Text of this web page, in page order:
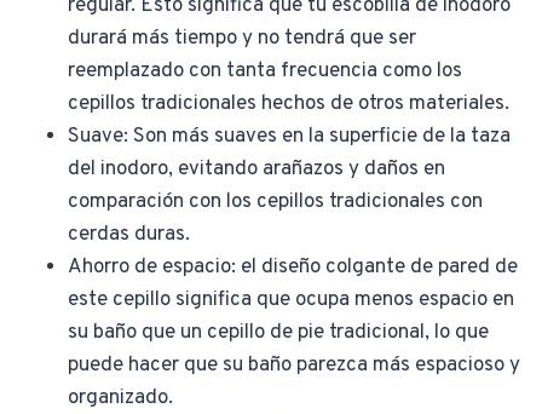
regular. Esto significa que tu escobilla de inodoro
durará más tiempo y no tendrá que ser
reemplazado con tanta frecuencia como los
cepillos tradicionales hechos de otros materiales.
Suave: Son más suaves en la superficie de la taza
del inodoro, evitando arañazos y daños en
comparación con los cepillos tradicionales con
cerdas duras.
Ahorro de espacio: el diseño colgante de pared de
este cepillo significa que ocupa menos espacio en
su baño que un cepillo de pie tradicional, lo que
puede hacer que su baño parezca más espacioso y
organizado.